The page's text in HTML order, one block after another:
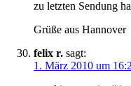
zu letzten Sendung
Grüße aus Hannover
felix r. sagt:
1. März 2010 um